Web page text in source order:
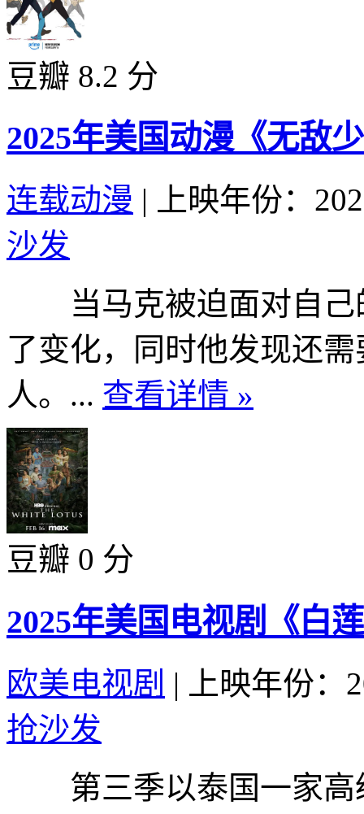
豆瓣 8.2 分
2025年美国动漫《无敌
连载动漫 |
上映年份：
沙发
当马克被迫面对自己
了变化，同时他发现还
人。... 查看详情 »
豆瓣 0 分
2025年美国电视剧《白
欧美电视剧 |
上映年份：
抢沙发
第三季以泰国一家高